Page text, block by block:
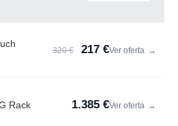
320 € 217 €Ver oferta →
Rack 1.385 €Ver oferta →